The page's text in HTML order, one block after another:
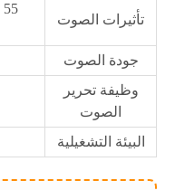
تأثيرات الصوت
جودة الصوت
وظيفة تحرير
الصوت
البيئة التشغيلية